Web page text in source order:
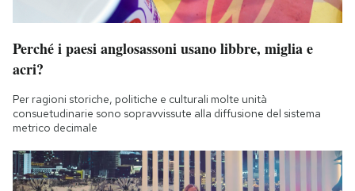
Perché i paesi anglosassoni usano libbre, miglia e
acri?
Per ragioni storiche, politiche e culturali molte unità
consuetudinarie sono sopravvissute alla diffusione del sistema
metrico decimale